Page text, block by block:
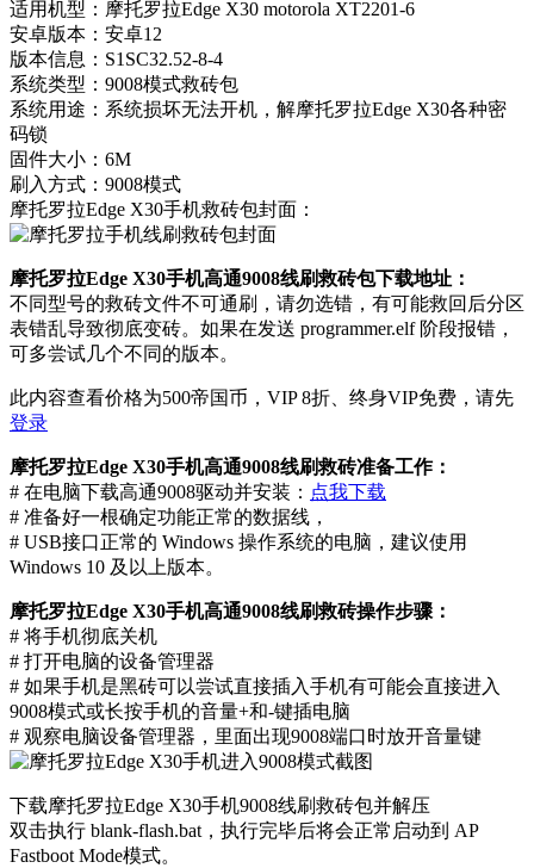
适用机型：摩托罗拉Edge X30 motorola XT2201-6
安卓版本：安卓12
版本信息：S1SC32.52-8-4
系统类型：9008模式救砖包
系统用途：系统损坏无法开机，解摩托罗拉Edge X30各种密
码锁
固件大小：6M
刷入方式：9008模式
摩托罗拉Edge X30手机救砖包封面：
摩托罗拉Edge X30手机高通9008线刷救砖包下载地址：
不同型号的救砖文件不可通刷，请勿选错，有可能救回后分区
表错乱导致彻底变砖。如果在发送 programmer.elf 阶段报错，
可多尝试几个不同的版本。
此内容查看价格为500帝国币，VIP 8折、终身VIP免费，请先
登录
摩托罗拉Edge X30手机高通9008线刷救砖准备工作：
# 在电脑下载高通9008驱动并安装： 点我下载
# 准备好一根确定功能正常的数据线，
# USB接口正常的 Windows 操作系统的电脑，建议使用
Windows 10 及以上版本。
摩托罗拉Edge X30手机高通9008线刷救砖操作步骤：
# 将手机彻底关机
# 打开电脑的设备管理器
# 如果手机是黑砖可以尝试直接插入手机有可能会直接进入
9008模式或长按手机的音量+和-键插电脑
# 观察电脑设备管理器，里面出现9008端口时放开音量键
下载摩托罗拉Edge X30手机9008线刷救砖包并解压
双击执行 blank-flash.bat，执行完毕后将会正常启动到 AP
Fastboot Mode模式。